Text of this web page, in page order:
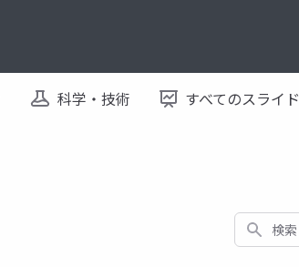
科学・技術 すべてのスライド
検索